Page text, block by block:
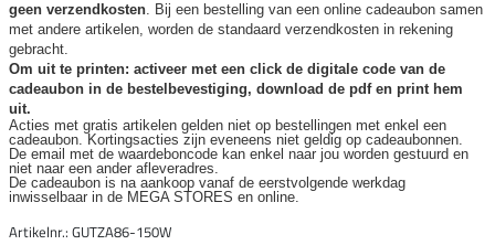
geen verzendkosten. Bij een bestelling van een online cadeaubon samen
met andere artikelen, worden de standaard verzendkosten in rekening
gebracht.
Om uit te printen: activeer met een click de digitale code van de
cadeaubon in de bestelbevestiging, download de pdf en print hem
uit.
Acties met gratis artikelen gelden niet op bestellingen met enkel een
cadeaubon. Kortingsacties zijn eveneens niet geldig op cadeaubonnen.
De email met de waardeboncode kan enkel naar jou worden gestuurd en
niet naar een ander afleveradres.
De cadeaubon is na aankoop vanaf de eerstvolgende werkdag
inwisselbaar in de MEGA STORES en online.
Artikelnr.: GUTZA86-150W